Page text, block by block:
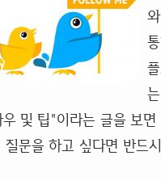
및 팁"이라는 글을 보
문을 하고 싶다면 반드